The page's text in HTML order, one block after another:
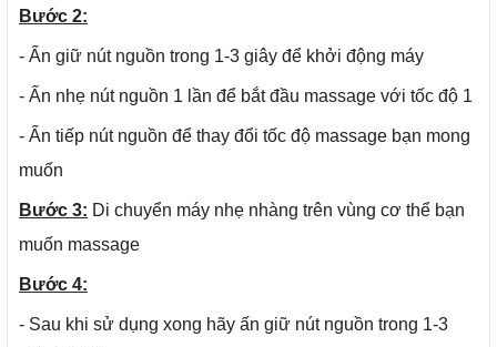
Bước 2:
- Ấn giữ nút nguồn trong 1-3 giây để khởi động máy
- Ấn nhẹ nút nguồn 1 lần để bắt đầu massage với tốc độ 1
- Ấn tiếp nút nguồn để thay đổi tốc độ massage bạn mong
muốn
Bước 3: Di chuyển máy nhẹ nhàng trên vùng cơ thể bạn
muốn massage
Bước 4:
- Sau khi sử dụng xong hãy ấn giữ nút nguồn trong 1-3